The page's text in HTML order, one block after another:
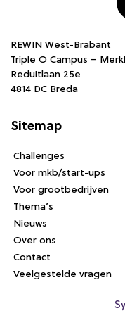
REWIN West-Brabant
Triple O Campus –
Reduitlaan 25e
4814 DC Breda
Sitemap
Challenges
Voor mkb/start-ups
Voor grootbedrijven
Thema’s
Nieuws
Over ons
Contact
Veelgestelde vragen